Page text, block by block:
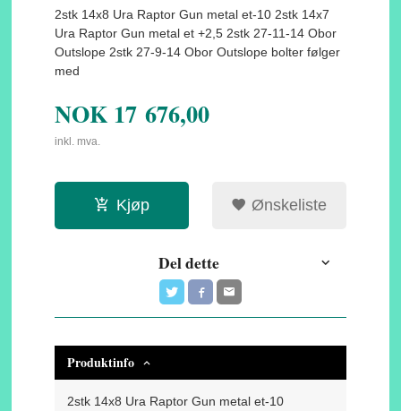
2stk 14x8 Ura Raptor Gun metal et-10 2stk 14x7
Ura Raptor Gun metal et +2,5 2stk 27-11-14 Obor
Outslope 2stk 27-9-14 Obor Outslope bolter følger
med
NOK 17 676,00
inkl. mva.
Kjøp Ønskeliste
Del dette
Produktinfo
2stk 14x8 Ura Raptor Gun metal et-10